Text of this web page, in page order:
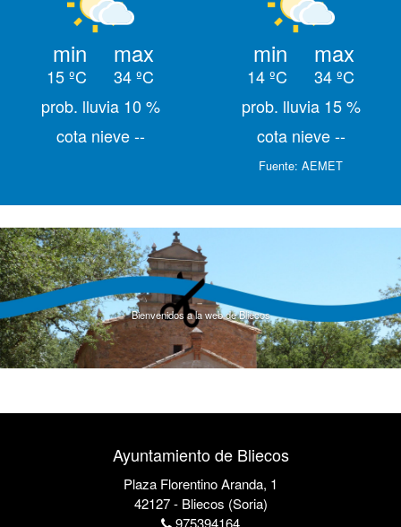
min
15 ºC
max
34 ºC
prob. lluvia 10 %
cota nieve --
min
14 ºC
max
34 ºC
prob. lluvia 15 %
cota nieve --
Fuente: AEMET
Bienvenidos a la web de Bliecos
Ayuntamiento de Bliecos
Plaza Florentino Aranda, 1
42127 - Bliecos (Soria)
975394164